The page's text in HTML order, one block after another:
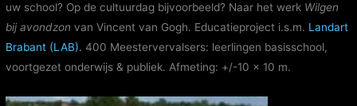
uw school? Op de cultuurdag bijvoorbeeld? Naar het werk Wilgen
bij avondzon van Vincent van Gogh. Educatieproject i.s.m. Landart
Brabant (LAB). 400 Meestervervalsers: leerlingen basisschool,
voortgezet onderwijs & publiek. Afmeting: +/-10 x 10 m.